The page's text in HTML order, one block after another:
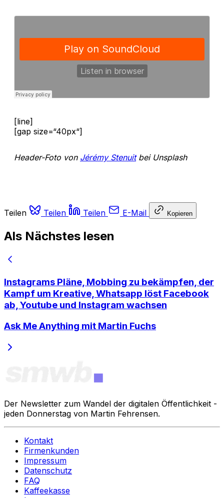
[line]
[gap size=“40px“]
Header-Foto von Jérémy Stenuitbei Unsplash
Teilen Teilen Teilen E-Mail Kopieren
Als Nächstes lesen
Instagrams Pläne, Mobbing zu bekämpfen, der
Kampf um Kreative, Whatsapp löst Facebook
ab, Youtube und Instagram wachsen
Ask Me Anything mit Martin Fuchs
Der Newsletter zum Wandel der digitalen Öffentlichkeit -
jeden Donnerstag von Martin Fehrensen.
Kontakt
Firmenkunden
Impressum
Datenschutz
FAQ
Kaffeekasse